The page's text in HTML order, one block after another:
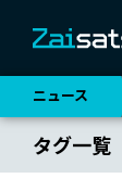
ニュース
タグ一覧